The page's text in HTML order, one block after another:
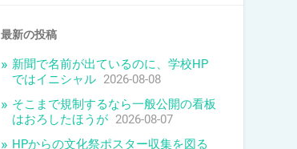
最新の投稿
新聞で名前が出ているのに、学校HP
ではイニシャル 2026-08-08
そこまで規制するなら一般公開の看板
はおろしたほうが 2026-08-07
HPからの文化祭ポスター収集を図る